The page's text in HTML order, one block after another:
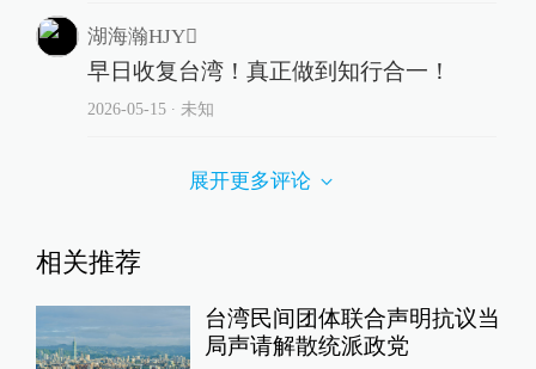
湖海瀚HJY
早日收复台湾！真正做到知行合一！
2026-05-15∙ 未知
展开更多评论
相关推荐
台湾民间团体联合声明抗议当
局声请解散统派政党